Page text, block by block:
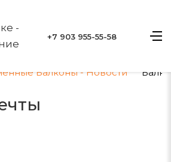
+7 903 955-55-58
Балконы - Новости